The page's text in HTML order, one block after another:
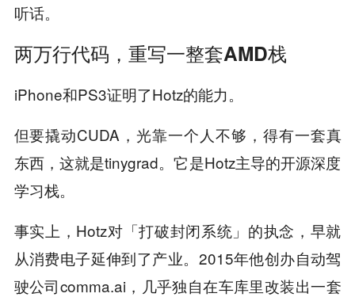
听话。
两万行代码，重写一整套AMD栈
iPhone和PS3证明了Hotz的能力。
但要撬动CUDA，光靠一个人不够，得有一套真
东西，这就是tinygrad。它是Hotz主导的开源深度
学习栈。
事实上，Hotz对「打破封闭系统」的执念，早就
从消费电子延伸到了产业。2015年他创办自动驾
驶公司comma.ai，几乎独自在车库里改装出一套